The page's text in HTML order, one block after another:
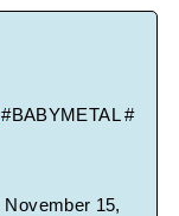
#BABYMETAL #
November 15,